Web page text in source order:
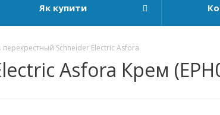
Як купити
Schneider Electric Asfora
Asfora Крем